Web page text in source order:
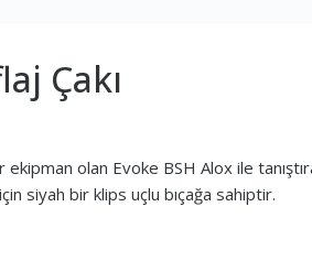
Çakı
olan Evoke BSH Alox ile
siyah bir klips uçlu bıçağa sahiptir.